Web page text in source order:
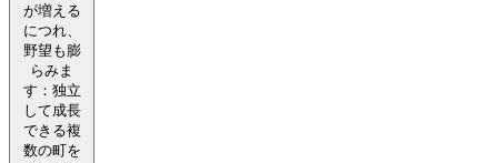
が増える
につれ、
野望も膨
らみま
す：独立
して成長
できる複
数の町を